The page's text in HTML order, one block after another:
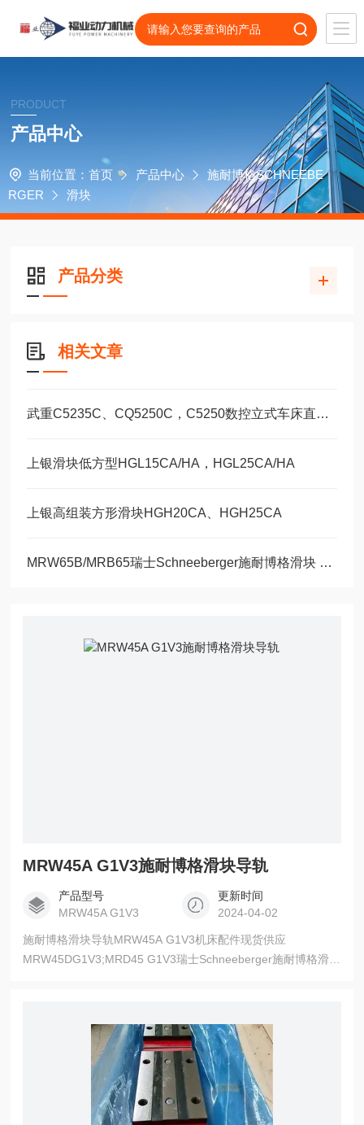
PRODUCT
产品中心
当前位置： 首页 产品中心
施耐博格SCHNEEBE
RGER
滑块
产品分类
相关文章
武重C5235C、CQ5250C，C5250数控立式车床直线运动滑块WEH35CA/WEW35CC
上银滑块低方型HGL15CA/HA，HGL25CA/HA
上银高组装方形滑块HGH20CA、HGH25CA
MRW65B/MRB65瑞士Schneeberger施耐博格滑块 导轨
MRW45A G1V3施耐博格滑块导轨
产品型号
MRW45A G1V3
更新时间
2024-04-02
施耐博格滑块导轨MRW45A G1V3机床配件现货供应
MRW45DG1V3;MRD45 G1V3瑞士Schneeberger施耐博格滑
SCHNEEBERGER小滑台NK/NKL/ND/NDN系列；瑞士SC